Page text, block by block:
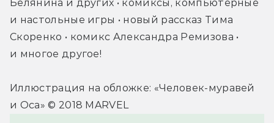
Белянина и других • комиксы, компьютерные
и настольные игры • новый рассказ Тима
Скоренко • комикс Александра Ремизова •
и многое другое!
Иллюстрация на обложке: «Человек-муравей
и Оса» © 2018 MARVEL